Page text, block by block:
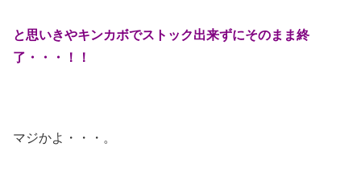
と思いきやキンカボでストック出来ずにそのまま終
了・・・！！
マジかよ・・・。